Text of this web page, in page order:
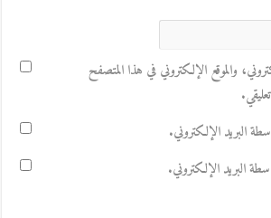
والموقع الإلكتروني في هذا المتصفح
البريد الإلكتروني.
البريد الإلكتروني.